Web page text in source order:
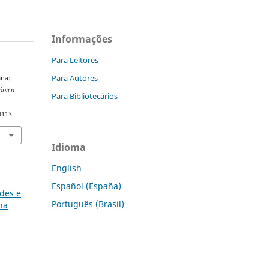
e
Informações
Para Leitores
Para Autores
Para Bibliotecários
Idioma
English
Español (España)
Português (Brasil)